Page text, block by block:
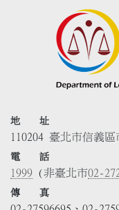
地 址
110204 臺北市信義
電 話
1999 (非臺北市02-
傳 真